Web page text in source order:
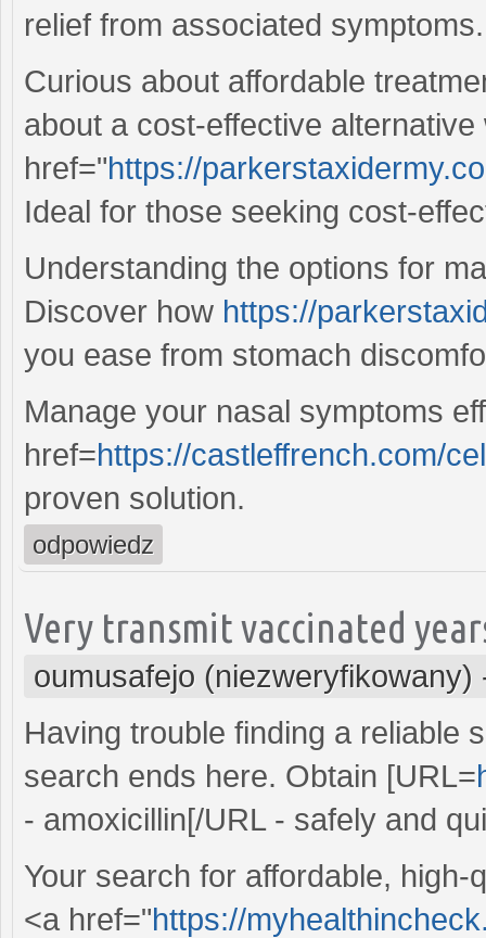
relief from associated symptoms.
Curious about affordable
about a cost-effective alternative
href="https://
Ideal for those seeking cost-
Understanding the options for
Discover how https://
you ease from stomach
Manage your nasal symptoms
href=https://castleffrench.com/
proven solution.
odpowiedz
Very transmit vaccinated
oumusafejo (niezweryfikowany)
Having trouble finding a reliable
search ends here. Obtain [URL=
- amoxicillin[/URL - safely and
Your search for affordable,
<a href="https://